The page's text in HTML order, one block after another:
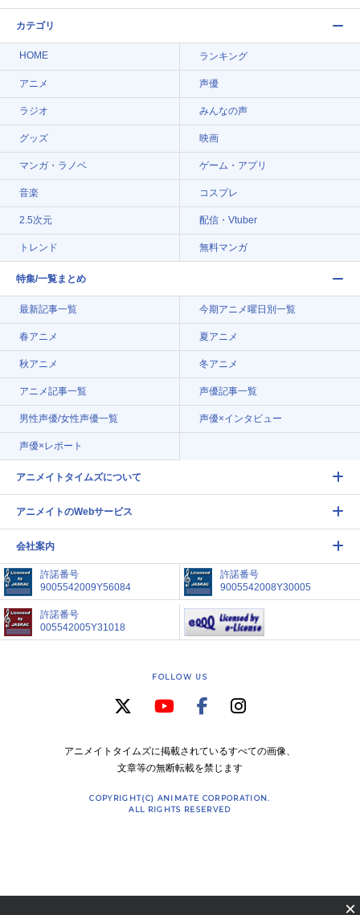
カテゴリ
HOME ランキング
アニメ 声優
ラジオ みんなの声
グッズ 映画
マンガ・ラノベ ゲーム・アプリ
音楽 コスプレ
2.5次元 配信・Vtuber
トレンド 無料マンガ
特集/一覧まとめ
最新記事一覧 今期アニメ曜日別一覧
春アニメ 夏アニメ
秋アニメ 冬アニメ
アニメ記事一覧 声優記事一覧
男性声優/女性声優一覧 声優×インタビュー
声優×レポート
アニメイトタイムズについて
アニメイトのWebサービス
会社案内
許諾番号
9005542009Y56084
許諾番号
9005542008Y30005
許諾番号
005542005Y31018
FOLLOW US
アニメイトタイムズに掲載されているすべての画像、
文章等の無断転載を禁じます
COPYRIGHT(C) ANIMATE CORPORATION.
ALL RIGHTS RESERVED
×